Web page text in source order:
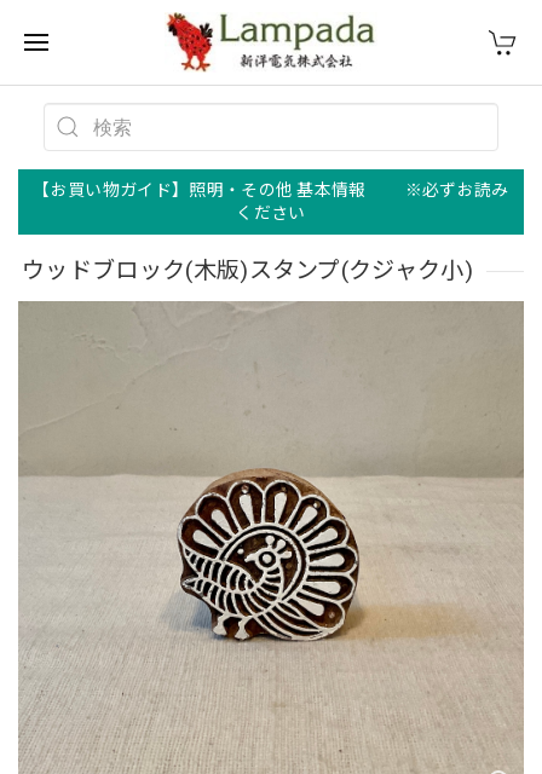
【お買い物ガイド】照明・その他 基本情報 ※必ずお読み
ください
ウッドブロック(木版)スタンプ(クジャク小)